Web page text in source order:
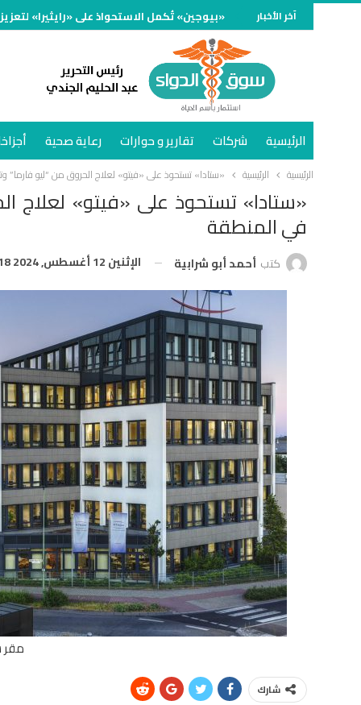
آخر الأخبار «بيوجين» تُكمل الاستحواذ على «رايثيرا»
الرئيسية شركات تقارير و حوارات رعاية صحية
الرئيسية الرئيسية «ستادا» تستحوذ على «فيتو» لعلاج الحروق من “ليو
«ستادا» تستحوذ على «فيتو» لعلاج
في المنطقة
كتب أحمد أبو شرابية الإثنين 12 أغسطس, 2024 8:18 م
مقر
شارك